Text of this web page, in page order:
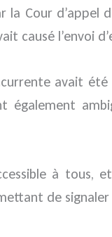
Cour d’appel
causé l’envoi
avait
à
de